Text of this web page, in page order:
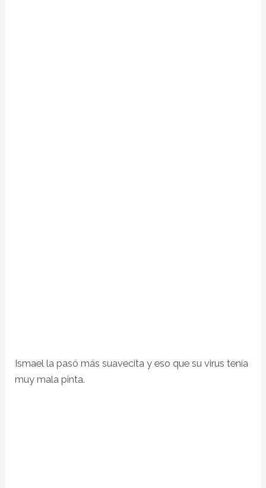
Ismael la pasó más suavecita y eso que su virus tenía
muy mala pinta.